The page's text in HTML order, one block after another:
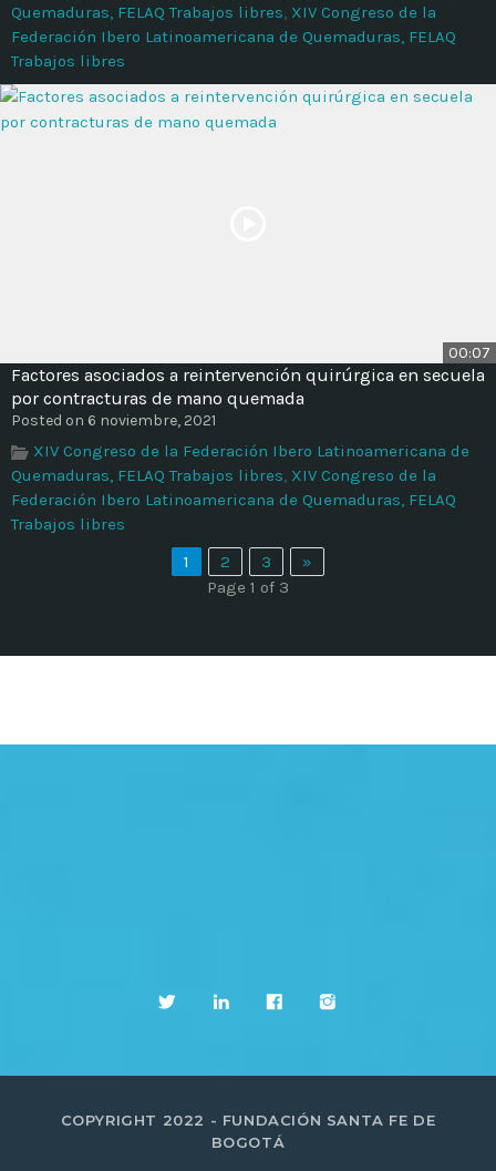
Quemaduras, FELAQ Trabajos libres, XIV Congreso de la
Federación Ibero Latinoamericana de Quemaduras, FELAQ
Trabajos libres
00:07
Factores asociados a reintervención quirúrgica en secuela
por contracturas de mano quemada
Posted on 6 noviembre, 2021
XIV Congreso de la Federación Ibero Latinoamericana de
Quemaduras, FELAQ Trabajos libres, XIV Congreso de la
Federación Ibero Latinoamericana de Quemaduras, FELAQ
Trabajos libres
1
2 3
»
Page 1 of 3
COPYRIGHT 2022 - FUNDACIÓN SANTA FE DE
BOGOTÁ